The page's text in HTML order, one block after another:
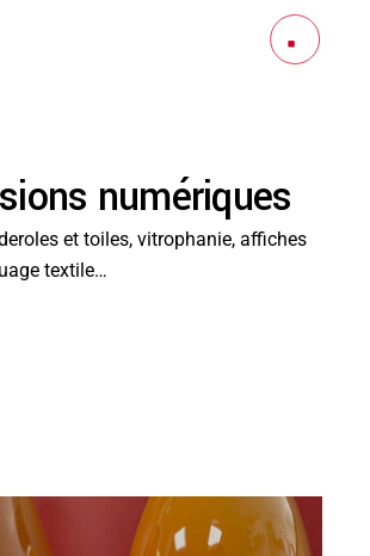
numériques
et toiles, vitrophanie, affiches
textile…